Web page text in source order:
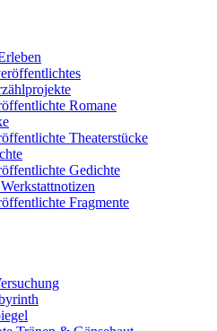
Romane
Theaterstücke
Gedichte
Fragmente